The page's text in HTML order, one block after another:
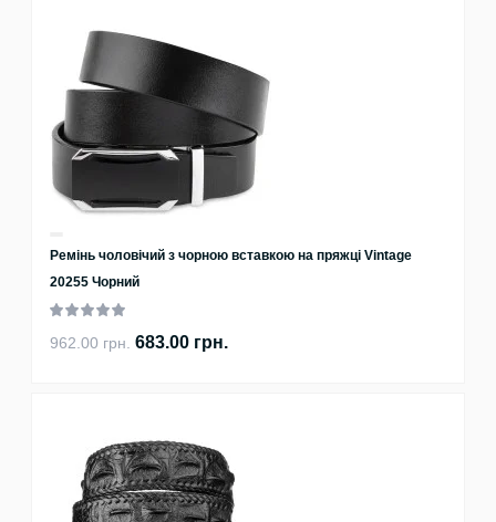
Ремінь чоловічий з чорною вставкою на пряжці Vintage
20255 Чорний
962.00 грн. 683.00 грн.